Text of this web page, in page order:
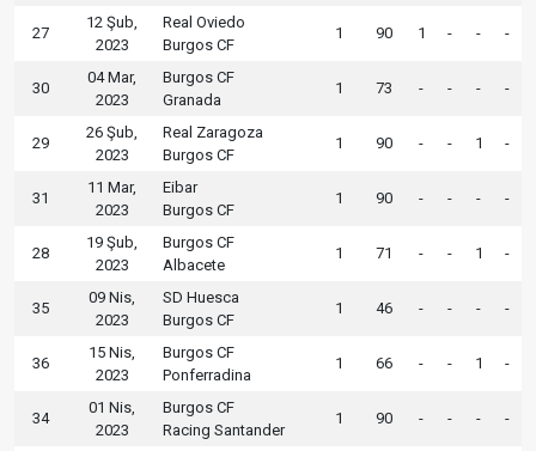
27
12 Şub,
2023
Real Oviedo
Burgos CF
1 90 1 - - -
30
04 Mar,
2023
Burgos CF
Granada
1 73 - - - -
29
26 Şub,
2023
Real Zaragoza
Burgos CF
1 90 - - 1 -
31
11 Mar,
2023
Eibar
Burgos CF
1 90 - - - -
28
19 Şub,
2023
Burgos CF
Albacete
1 71 - - 1 -
35
09 Nis,
2023
SD Huesca
Burgos CF
1 46 - - - -
36
15 Nis,
2023
Burgos CF
Ponferradina
1 66 - - 1 -
34
01 Nis,
2023
Burgos CF
Racing Santander
1 90 - - - -